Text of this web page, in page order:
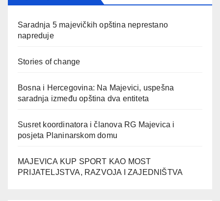
Saradnja 5 majevičkih opština neprestano
napreduje
Stories of change
Bosna i Hercegovina: Na Majevici, uspešna
saradnja između opština dva entiteta
Susret koordinatora i članova RG Majevica i
posjeta Planinarskom domu
MAJEVICA KUP SPORT KAO MOST
PRIJATELJSTVA, RAZVOJA I ZAJEDNIŠTVA